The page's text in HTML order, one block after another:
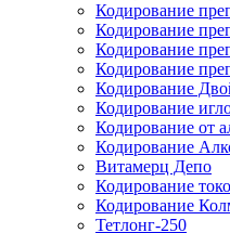
Кодирование
Кодирование
Кодирование
Кодирование
Кодирование
Кодирование
Кодирование от
Кодирование
Витамерц Депо
Кодирование
Кодирование
Тетлонг-250